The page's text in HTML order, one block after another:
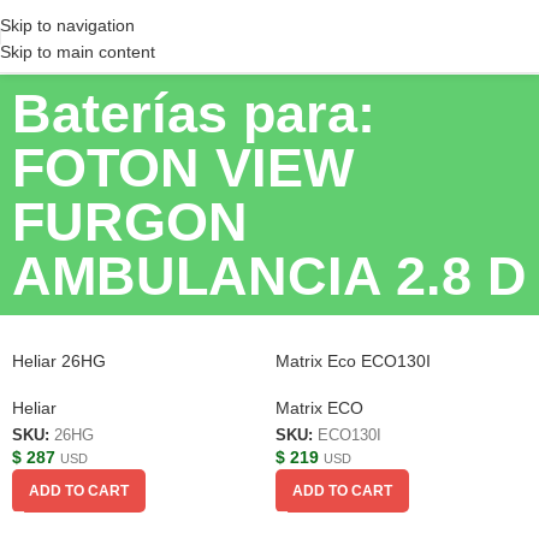
Skip to navigation
Skip to main content
Baterías para:
FOTON VIEW
FURGON
AMBULANCIA 2.8 D
Heliar 26HG
Heliar
SKU: 26HG
$ 287 USD
ADD TO CART
Matrix Eco ECO130I
Matrix ECO
SKU: ECO130I
$ 219 USD
ADD TO CART